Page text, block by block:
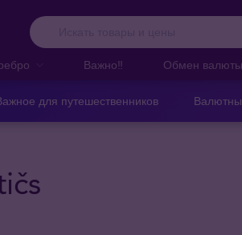
Важно‼️ Обмен валюты
для путешественников